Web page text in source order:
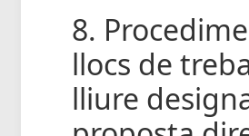
8.
llocs de
lliure